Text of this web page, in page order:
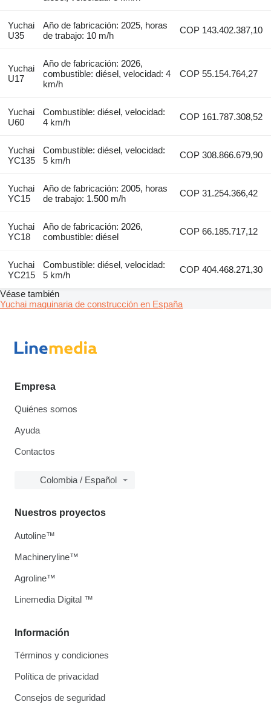
Yuchai
U35
Año de fabricación: 2025, horas
de trabajo: 10 m/h
COP 143.402.387,10
Yuchai
U17
Año de fabricación: 2026,
combustible: diésel, velocidad: 4
km/h
COP 55.154.764,27
Yuchai
U60
Combustible: diésel, velocidad:
4 km/h
COP 161.787.308,52
Yuchai
YC135
Combustible: diésel, velocidad:
5 km/h
COP 308.866.679,90
Yuchai
YC15
Año de fabricación: 2005, horas
de trabajo: 1.500 m/h
COP 31.254.366,42
Yuchai
YC18
Año de fabricación: 2026,
combustible: diésel
COP 66.185.717,12
Yuchai
YC215
Combustible: diésel, velocidad:
5 km/h
COP 404.468.271,30
Véase también
Yuchai maquinaria de construcción en España
Empresa
Quiénes somos
Ayuda
Contactos
Colombia / Español
Información
Términos y condiciones
Política de privacidad
Consejos de seguridad
Nuestros proyectos
Autoline™
Machineryline™
Agroline™
Linemedia Digital ™